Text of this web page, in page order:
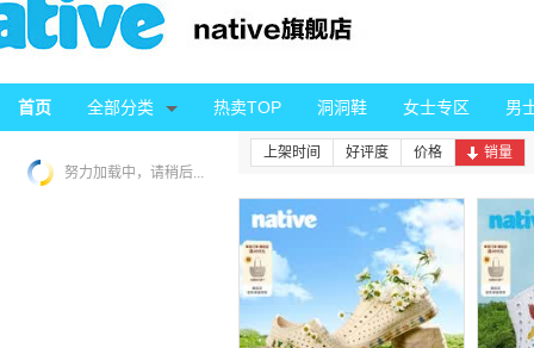
首页 全部分类 热卖TOP 洞洞鞋 女士专区 男
努力加载中，请稍后...
上架时间 好评度 价格 销量